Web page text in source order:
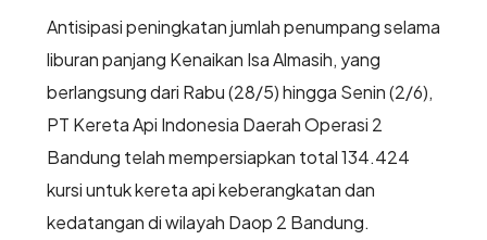
Antisipasi peningkatan jumlah penumpang selama
liburan panjang Kenaikan Isa Almasih, yang
berlangsung dari Rabu (28/5) hingga Senin (2/6),
PT Kereta Api Indonesia Daerah Operasi 2
Bandung telah mempersiapkan total 134.424
kursi untuk kereta api keberangkatan dan
kedatangan di wilayah Daop 2 Bandung.